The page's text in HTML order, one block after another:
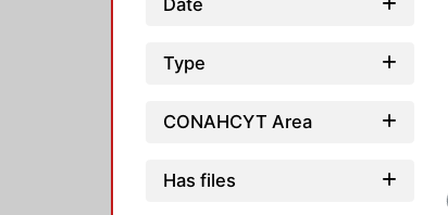
Type
CONAHCYT Area
Has files